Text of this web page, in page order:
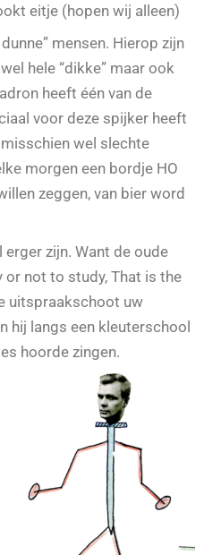
eitje (hopen wij alleen)
mensen. Hierop zijn
hele “dikke” maar ook
heeft één van de
voor deze spijker heeft
wel slechte
morgen een bordje HO
zeggen, van bier word
erger zijn. Want de oude
or not to study, That is the
uitspraakschoot uw
hij langs een kleuterschool
hoorde zingen.